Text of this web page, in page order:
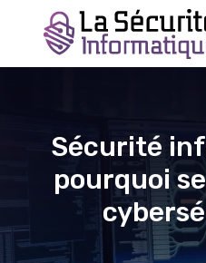
Sécurité
pourquoi